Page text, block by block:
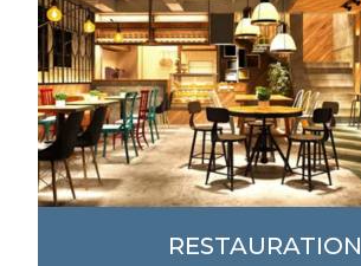
RESTAURATION